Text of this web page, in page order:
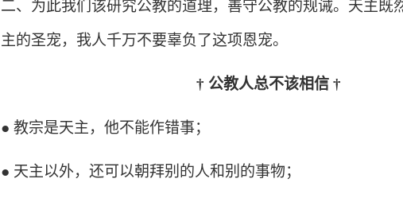
二、为此我们该研究公教的道理，善守公教的规诫。天主既
主的圣宠，我人千万不要辜负了这项恩宠。
† 公教人总不该相信 †
● 教宗是天主，他不能作错事；
● 天主以外，还可以朝拜别的人和别的事物；